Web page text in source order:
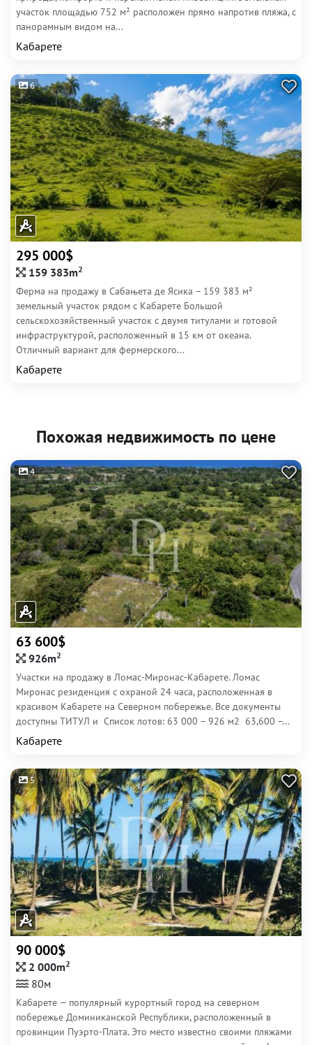
участок площадью 752 м² расположен прямо напротив пляжа, с
панорамным видом на...
Кабарете
6
295 000$
159 383m2
Ферма на продажу в Сабањета де Ясика – 159 383 м²
земельный участок рядом с Кабарете Большой
сельскохозяйственный участок с двумя титулами и готовой
инфраструктурой, расположенный в 15 км от океана.
Отличный вариант для фермерского...
Кабарете
Похожая недвижимость по цене
4
63 600$
926m2
Участки на продажу в Ломас-Миронас-Кабарете. Ломас
Миронас резиденция с охраной 24 часа, расположенная в
красивом Кабарете на Северном побережье. Все документы
доступны ТИТУЛ и Список лотов: 63 000 – 926 м2 63,600 –...
Кабарете
5
90 000$
2 000m2
80м
Кабарете — популярный курортный город на северном
побережье Доминиканской Республики, расположенный в
провинции Пуэрто-Плата. Это место известно своими пляжами